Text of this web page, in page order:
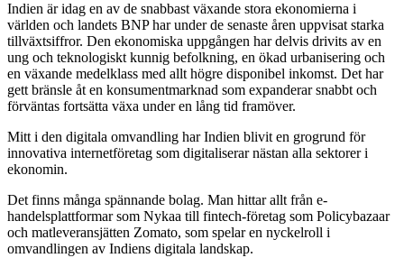
Indien är idag en av de snabbast växande stora ekonomierna i
världen och landets BNP har under de senaste åren uppvisat starka
tillväxtsiffror. Den ekonomiska uppgången har delvis drivits av en
ung och teknologiskt kunnig befolkning, en ökad urbanisering och
en växande medelklass med allt högre disponibel inkomst. Det har
gett bränsle åt en konsumentmarknad som expanderar snabbt och
förväntas fortsätta växa under en lång tid framöver.
Mitt i den digitala omvandling har Indien blivit en grogrund för
innovativa internetföretag som digitaliserar nästan alla sektorer i
ekonomin.
Det finns många spännande bolag. Man hittar allt från e-
handelsplattformar som Nykaa till fintech-företag som Policybazaar
och matleveransjätten Zomato, som spelar en nyckelroll i
omvandlingen av Indiens digitala landskap.